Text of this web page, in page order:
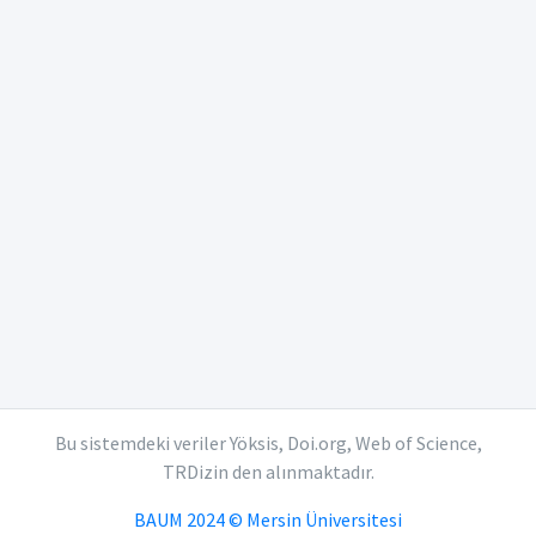
Bu sistemdeki veriler Yöksis, Doi.org, Web of Science,
TRDizin den alınmaktadır.
BAUM 2024 © Mersin Üniversitesi